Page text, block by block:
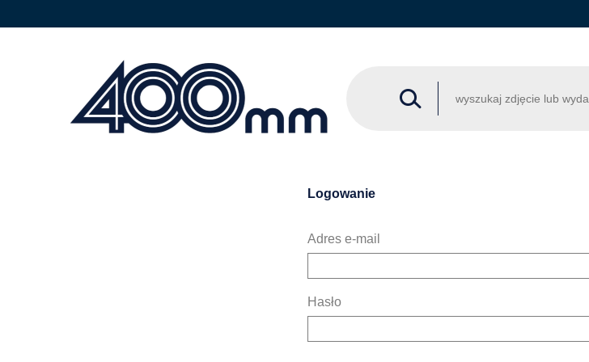
Logowanie
Adres e-mail
Hasło